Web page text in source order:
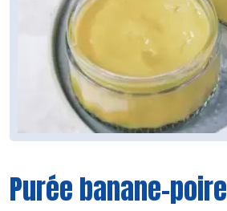
Purée banane-poire